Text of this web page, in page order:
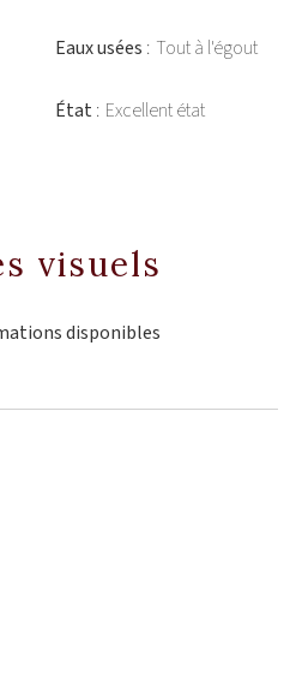
Eaux usées Tout à l'égout
État Excellent état
visuels
disponibles